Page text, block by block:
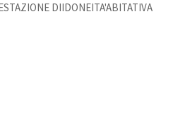
DIIDONEITA'ABITATIVA